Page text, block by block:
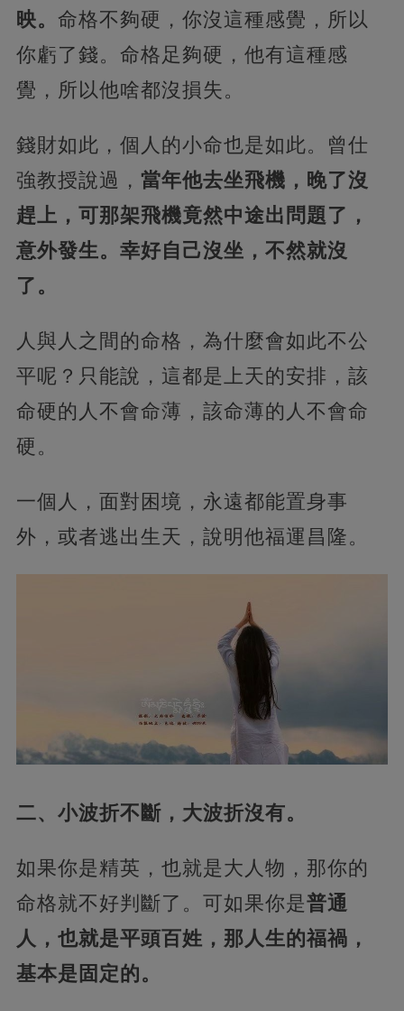
映。 命格不夠硬，你沒這種感覺，所以
你虧了錢。命格足夠硬，他有這種感
覺，所以他啥都沒損失。
錢財如此，個人的小命也是如此。曾仕
強教授說過， 當年他去坐飛機，晚了沒
趕上，可那架飛機竟然中途出問題了，
意外發生。幸好自己沒坐，不然就沒
了。
人與人之間的命格，為什麼會如此不公
平呢？只能說，這都是上天的安排，該
命硬的人不會命薄，該命薄的人不會命
硬。
一個人，面對困境，永遠都能置身事
外，或者逃出生天，說明他福運昌隆。
二、小波折不斷，大波折沒有。
如果你是精英，也就是大人物，那你的
命格就不好判斷了。可如果你是普通
人，也就是平頭百姓，那人生的福禍，
基本是固定的。